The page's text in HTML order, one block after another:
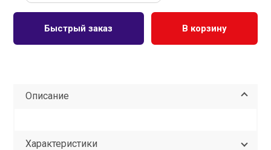
В корзину
Быстрый заказ
Описание
Характеристики